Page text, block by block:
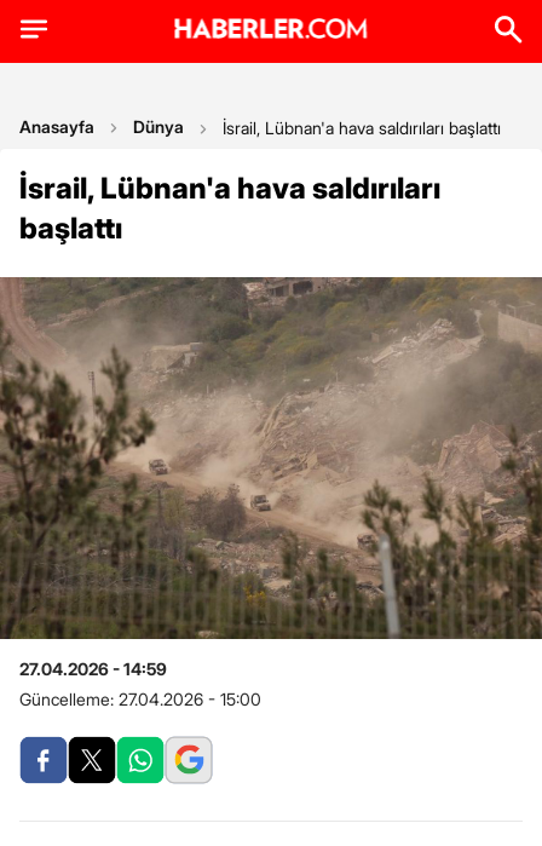
Anasayfa Dünya İsrail, Lübnan'a hava saldırıları başlattı
İsrail, Lübnan'a hava saldırıları
başlattı
27.04.2026 - 14:59
Güncelleme: 27.04.2026 - 15:00